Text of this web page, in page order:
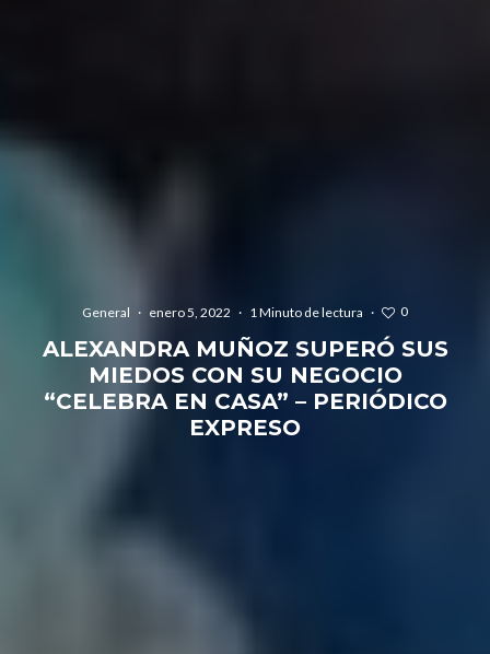
General · enero 5, 2022 · 1 Minuto de lectura · 0
ALEXANDRA MUÑOZ SUPERÓ SUS
MIEDOS CON SU NEGOCIO
“CELEBRA EN CASA” – PERIÓDICO
EXPRESO